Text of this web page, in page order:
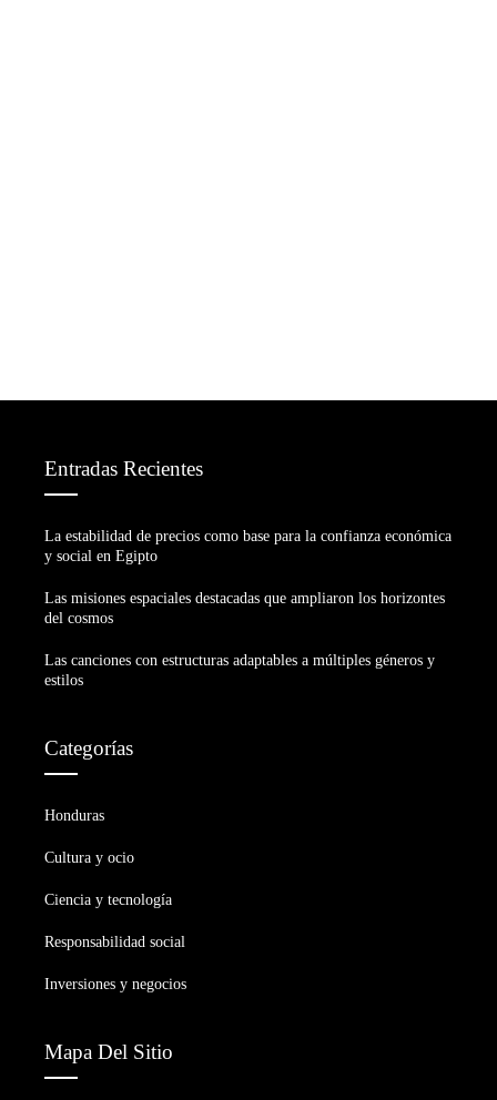
Entradas Recientes
La estabilidad de precios como base para la confianza económica
y social en Egipto
Las misiones espaciales destacadas que ampliaron los horizontes
del cosmos
Las canciones con estructuras adaptables a múltiples géneros y
estilos
Categorías
Honduras
Cultura y ocio
Ciencia y tecnología
Responsabilidad social
Inversiones y negocios
Mapa Del Sitio